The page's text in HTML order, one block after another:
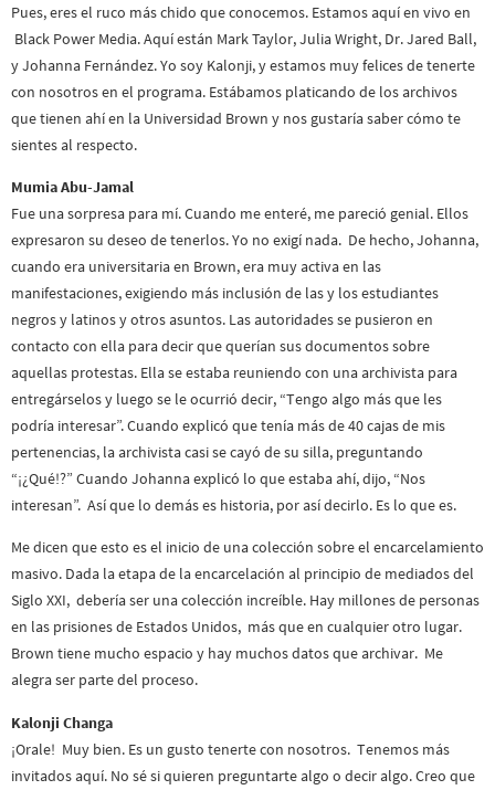
Pues, eres el ruco más chido que conocemos. Estamos aquí en vivo en
Black Power Media. Aquí están Mark Taylor, Julia Wright, Dr. Jared Ball,
y Johanna Fernández. Yo soy Kalonji, y estamos muy felices de tenerte
con nosotros en el programa. Estábamos platicando de los archivos
que tienen ahí en la Universidad Brown y nos gustaría saber cómo te
sientes al respecto.
Mumia Abu-Jamal
Fue una sorpresa para mí. Cuando me enteré, me pareció genial. Ellos
expresaron su deseo de tenerlos. Yo no exigí nada. De hecho, Johanna,
cuando era universitaria en Brown, era muy activa en las
manifestaciones, exigiendo más inclusión de las y los estudiantes
negros y latinos y otros asuntos. Las autoridades se pusieron en
contacto con ella para decir que querían sus documentos sobre
aquellas protestas. Ella se estaba reuniendo con una archivista para
entregárselos y luego se le ocurrió decir, “Tengo algo más que les
podría interesar”. Cuando explicó que tenía más de 40 cajas de mis
pertenencias, la archivista casi se cayó de su silla, preguntando
“¡¿Qué!?” Cuando Johanna explicó lo que estaba ahí, dijo, “Nos
interesan”. Así que lo demás es historia, por así decirlo. Es lo que es.
Me dicen que esto es el inicio de una colección sobre el encarcelamiento
masivo. Dada la etapa de la encarcelación al principio de mediados del
Siglo XXI, debería ser una colección increíble. Hay millones de personas
en las prisiones de Estados Unidos, más que en cualquier otro lugar.
Brown tiene mucho espacio y hay muchos datos que archivar. Me
alegra ser parte del proceso.
Kalonji Changa
¡Orale! Muy bien. Es un gusto tenerte con nosotros. Tenemos más
invitados aquí. No sé si quieren preguntarte algo o decir algo. Creo que